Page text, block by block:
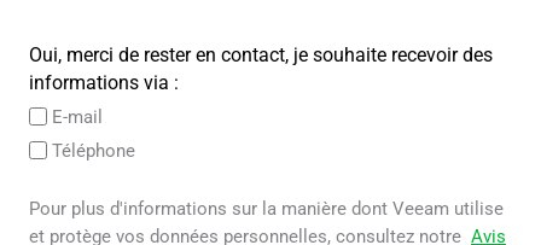
Oui, merci de rester en contact, je souhaite recevoir des
informations via :
E-mail
Téléphone
Pour plus d'informations sur la manière dont Veeam utilise
et protège vos données personnelles, consultez notre Avis